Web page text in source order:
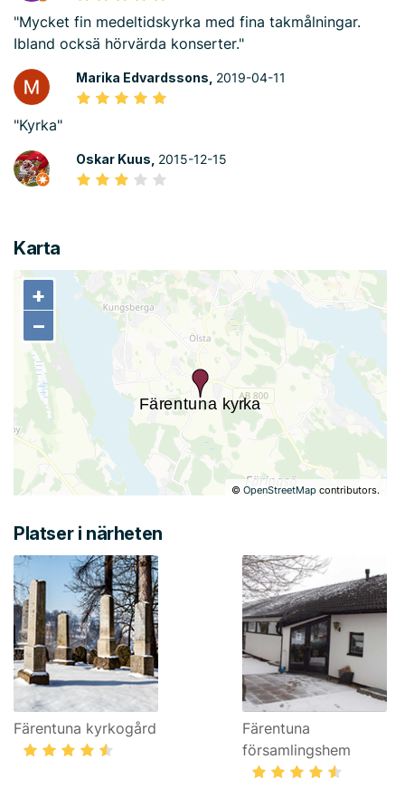
"Mycket fin medeltidskyrka med fina takmålningar.
Ibland ocksä hörvärda konserter."
Marika Edvardssons, 2019-04-11
"Kyrka"
Oskar Kuus, 2015-12-15
Karta
+
−
©OpenStreetMap contributors.
+
−
Platser i närheten
Färentuna kyrkogård
Färentuna
församlingshem